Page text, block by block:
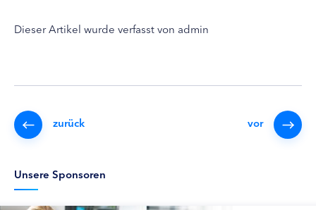
Dieser Artikel wurde verfasst von admin
zurück vor
Unsere Sponsoren